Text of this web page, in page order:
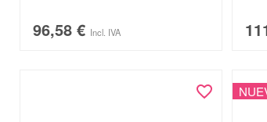
96,58 € Incl. IVA